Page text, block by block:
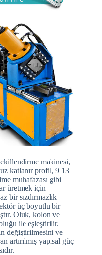
makinesi,
katlanır profil, 9 13
muhafazası gibi
üretmek için
bir sızdırmazlık
üç boyutlu bir
Oluk, kolon ve
ile eşleştirilir.
değiştirilmesini ve
artırılmış yapısal güç